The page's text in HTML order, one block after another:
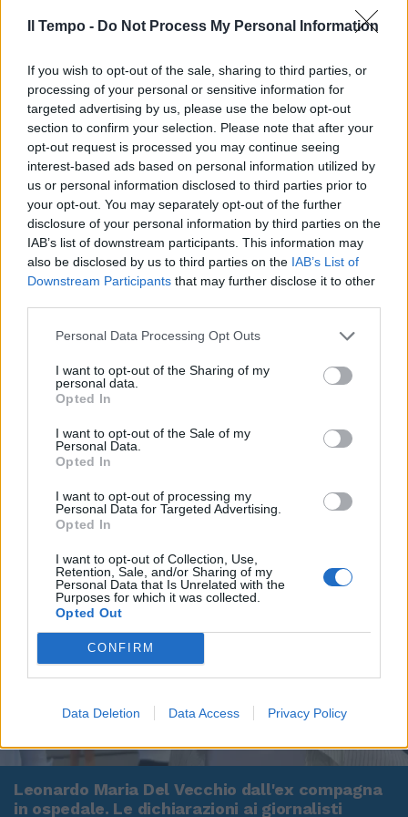
Il Tempo - Do Not Process My Personal Information
If you wish to opt-out of the sale, sharing to third parties, or
processing of your personal or sensitive information for
targeted advertising by us, please use the below opt-out
section to confirm your selection. Please note that after your
opt-out request is processed you may continue seeing
interest-based ads based on personal information utilized by
us or personal information disclosed to third parties prior to
your opt-out. You may separately opt-out of the further
disclosure of your personal information by third parties on the
IAB’s list of downstream participants. This information may
also be disclosed by us to third parties on the IAB’s List of
Downstream Participants that may further disclose it to other
Personal Data Processing Opt Outs
I want to opt-out of the Sharing of my
personal data.
Opted In
I want to opt-out of the Sale of my
Personal Data.
Opted In
I want to opt-out of processing my
Personal Data for Targeted Advertising.
Opted In
I want to opt-out of Collection, Use,
Retention, Sale, and/or Sharing of my
Personal Data that Is Unrelated with the
Purposes for which it was collected.
Opted Out
CONFIRM
Data Deletion Data Access Privacy Policy
Leonardo Maria Del Vecchio dall'ex compagna
in ospedale. Le dichiarazioni ai giornalisti